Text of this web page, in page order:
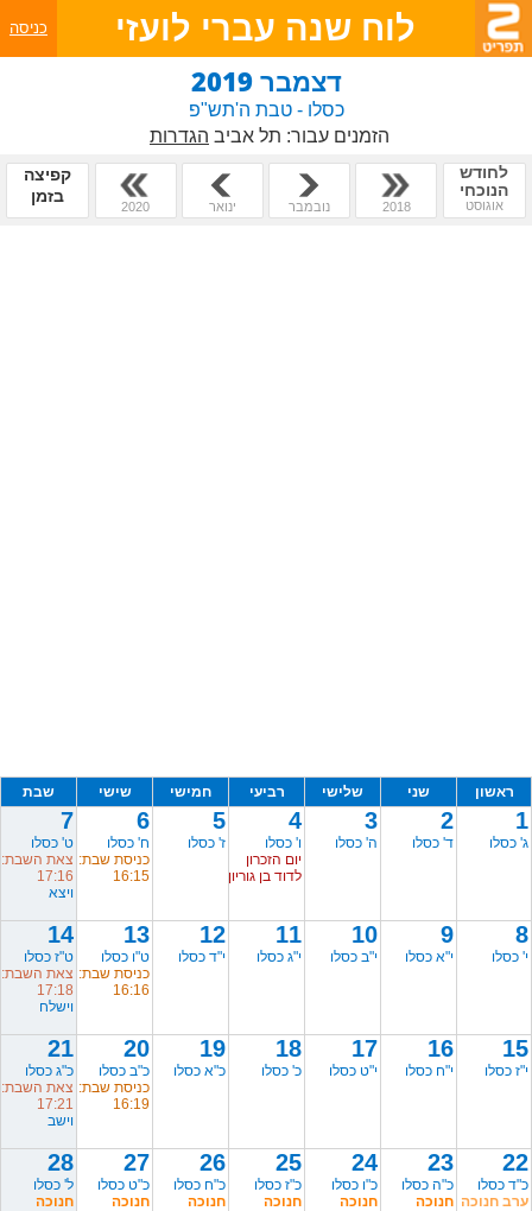
לוח שנה עברי לועזי כניסה
דצמבר 2019
כסלו - טבת ה'תש"פ
הזמנים עבור: תל אביב הגדרות
לחודש
הנוכחי
אוגוסט 2018 נובמבר ינואר 2020
קפיצה
בזמן
ראשון שני שלישי רביעי חמישי שישי שבת
1
ג' כסלו
2
ד' כסלו
3
ה' כסלו
4
ו' כסלו
יום הזכרון
לדוד בן גוריון
5
ז' כסלו
6
ח' כסלו
כניסת שבת:
16:15
7
ט' כסלו
צאת השבת:
17:16
ויצא
8
י' כסלו
9
י"א כסלו
10
י"ב כסלו
11
י"ג כסלו
12
י"ד כסלו
13
ט"ו כסלו
כניסת שבת:
16:16
14
ט"ז כסלו
צאת השבת:
17:18
וישלח
15
י"ז כסלו
16
י"ח כסלו
17
י"ט כסלו
18
כ' כסלו
19
כ"א כסלו
20
כ"ב כסלו
כניסת שבת:
16:19
21
כ"ג כסלו
צאת השבת:
17:21
וישב
22
כ"ד כסלו
ערב חנוכה
23
כ"ה כסלו
חנוכה
24
כ"ו כסלו
חנוכה
25
כ"ז כסלו
חנוכה
26
כ"ח כסלו
חנוכה
27
כ"ט כסלו
חנוכה
28
ל' כסלו
חנוכה